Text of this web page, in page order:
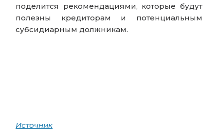
поделится рекомендациями, которые будут
полезны кредиторам и потенциальным
субсидиарным должникам.
Источник